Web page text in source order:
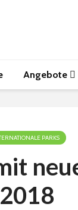
Angebote
PARKS
2018